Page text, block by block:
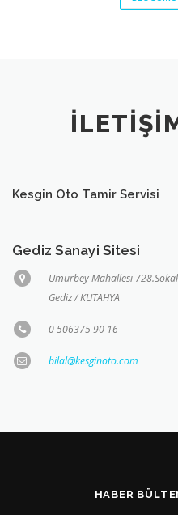
Kesgin Oto Tamir Servisi
Gediz Sanayi Sitesi
Umurbey Mahallesi
Gediz / KÜTAHYA
0 506375 90 16
bilal@kesginoto.com
HABER